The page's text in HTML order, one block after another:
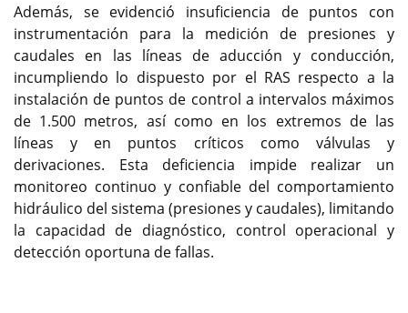
Además, se evidenció insuficiencia de puntos con
instrumentación para la medición de presiones y
caudales en las líneas de aducción y conducción,
incumpliendo lo dispuesto por el RAS respecto a la
instalación de puntos de control a intervalos máximos
de 1.500 metros, así como en los extremos de las
líneas y en puntos críticos como válvulas y
derivaciones. Esta deficiencia impide realizar un
monitoreo continuo y confiable del comportamiento
hidráulico del sistema (presiones y caudales), limitando
la capacidad de diagnóstico, control operacional y
detección oportuna de fallas.